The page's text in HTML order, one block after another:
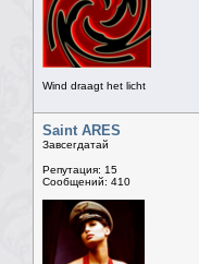
Wind draagt het licht
Saint ARES
Завсегдатай
Репутация: 15
Сообщений: 410